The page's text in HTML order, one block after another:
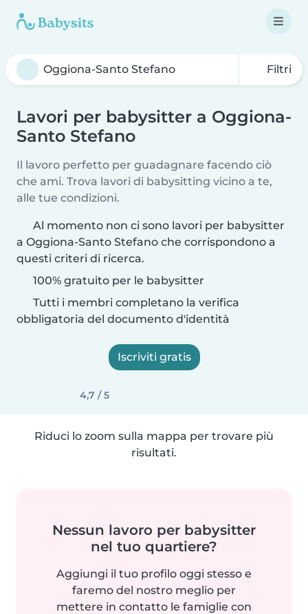
Filtri
Lavori per babysitter a Oggiona-
Santo Stefano
Il lavoro perfetto per guadagnare facendo ciò
che ami. Trova lavori di babysitting vicino a te,
alle tue condizioni.
Al momento non ci sono lavori per babysitter
a Oggiona-Santo Stefano che corrispondono a
questi criteri di ricerca.
100% gratuito per le babysitter
Tutti i membri completano la verifica
obbligatoria del documento d'identità
Iscriviti gratis
4,7 / 5
Riduci lo zoom sulla mappa per trovare più
risultati.
Nessun lavoro per babysitter
nel tuo quartiere?
Aggiungi il tuo profilo oggi stesso e
faremo del nostro meglio per
mettere in contatto le famiglie con